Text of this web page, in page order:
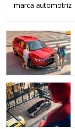
marca automotriz